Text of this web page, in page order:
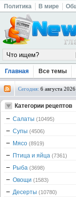
Политика В мире
Главная Все темы
Сегодня: 6 августа 2026
Категории рецептов
Салаты (10495)
Супы (4506)
Мясо (8919)
Птица и яйца (7361)
Рыба (3698)
Овощи (1583)
Десерты (10780)